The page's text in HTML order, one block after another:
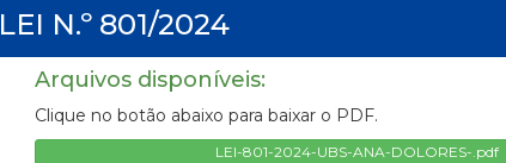
LEI N.º 801/2024
Arquivos disponíveis:
Clique no botão abaixo para baixar o PDF.
LEI-801-2024-UBS-ANA-DOLORES-.pdf